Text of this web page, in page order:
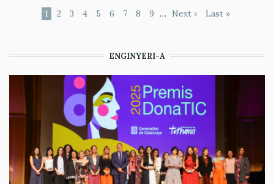
Pàgina
1 Page
2 Page
3 Page
4 Page
5 Page
6 Page
7 Page
8 Page
9 …
Pàgina
Next ›
Última
Last »
ENGINYERI-A